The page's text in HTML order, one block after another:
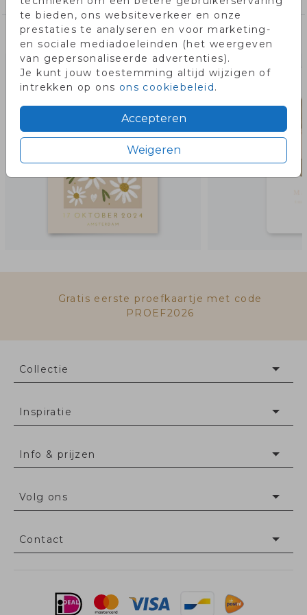
te bieden, ons websiteverkeer en onze
prestaties te analyseren en voor marketing-
en sociale mediadoeleinden (het weergeven
van gepersonaliseerde advertenties).
Je kunt jouw toestemming altijd wijzigen of
intrekken op ons ons cookiebeleid.
Accepteren
Weigeren
Misschien vind je dit ook leuk!
Gratis eerste proefkaartje met code
PROEF2026
Collectie
Inspiratie
Info & prijzen
Volg ons
Contact